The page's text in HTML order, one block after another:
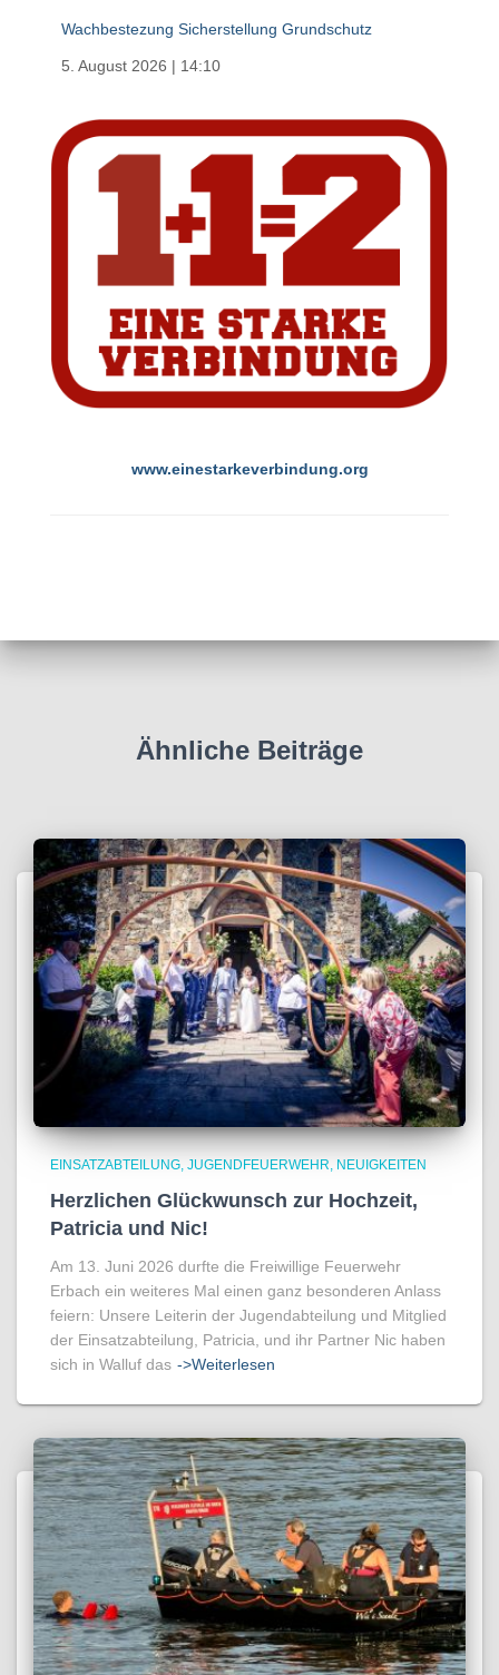
Wachbestezung Sicherstellung Grundschutz
5. August 2026 | 14:10
www.einestarkeverbindung.org
Ähnliche Beiträge
EINSATZABTEILUNG JUGENDFEUERWEHR NEUIGKEITEN
Herzlichen Glückwunsch zur Hochzeit,
Patricia und Nic!
Am 13. Juni 2026 durfte die Freiwillige Feuerwehr
Erbach ein weiteres Mal einen ganz besonderen Anlass
feiern: Unsere Leiterin der Jugendabteilung und Mitglied
der Einsatzabteilung, Patricia, und ihr Partner Nic haben
sich in Walluf das ->Weiterlesen